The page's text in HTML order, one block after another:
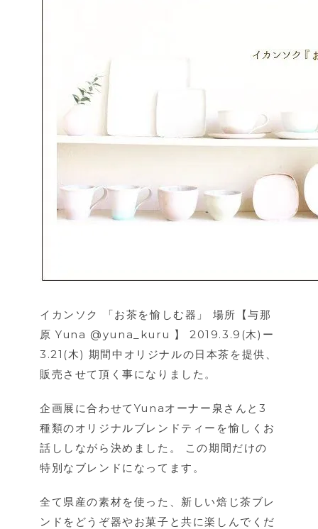
イカンソク 「お茶を愉しむ器」
場所【与那
原 Yuna @yuna_kuru 】
2019.3.9(木)ー
3.21(木) 期間中オリジナルの日本茶を提供、
販売させて頂く事になりました。
企画展に合わせてYunaオーナー泉さんと3
種類のオリジナルブレンドティーを愉しくお
話ししながら決めました。
この期間だけの
特別なブレンドになってます。
全て県産の素材を使った、新しい焙じ茶ブレ
ンドをどうぞ器やお菓子と共に楽しんでくだ